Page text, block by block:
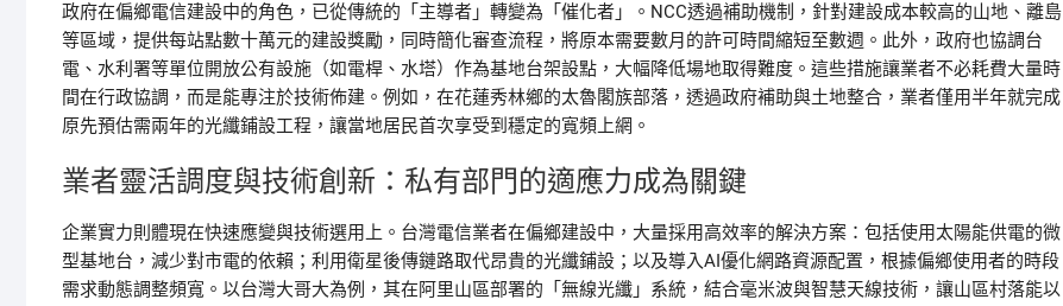
政府在偏鄉電信建設中的角色，已從傳統的「主導者」轉變為「催化者」。NCC透過補助機制，針對建設成本較高的山地、離島
等區域，提供每站點數十萬元的建設獎勵，同時簡化審查流程，將原本需要數月的許可時間縮短至數週。此外，政府也協調台
電、水利署等單位開放公有設施（如電桿、水塔）作為基地台架設點，大幅降低場地取得難度。這些措施讓業者不必耗費大量時
間在行政協調，而是能專注於技術佈建。例如，在花蓮秀林鄉的太魯閣族部落，透過政府補助與土地整合，業者僅用半年就完成
原先預估需兩年的光纖鋪設工程，讓當地居民首次享受到穩定的寬頻上網。
業者靈活調度與技術創新：私有部門的適應力成為關鍵
企業實力則體現在快速應變與技術選用上。台灣電信業者在偏鄉建設中，大量採用高效率的解決方案：包括使用太陽能供電的微
型基地台，減少對市電的依賴；利用衛星後傳鏈路取代昂貴的光纖鋪設；以及導入AI優化網路資源配置，根據偏鄉使用者的時段
需求動態調整頻寬。以台灣大哥大為例，其在阿里山區部署的「無線光纖」系統，結合毫米波與智慧天線技術，讓山區村落能以